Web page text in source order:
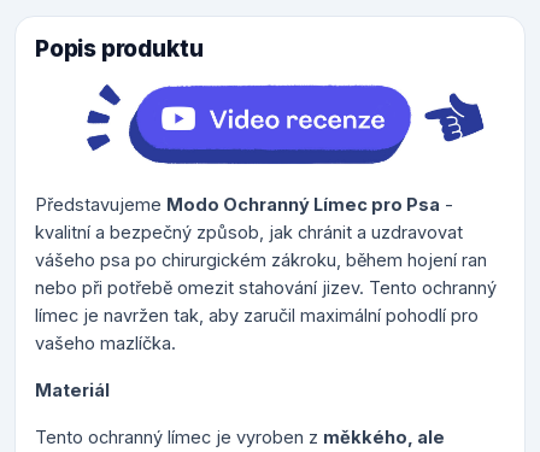
Popis produktu
Představujeme Modo Ochranný Límec pro Psa -
kvalitní a bezpečný způsob, jak chránit a uzdravovat
vášeho psa po chirurgickém zákroku, během hojení ran
nebo při potřebě omezit stahování jizev. Tento ochranný
límec je navržen tak, aby zaručil maximální pohodlí pro
vašeho mazlíčka.
Materiál
Tento ochranný límec je vyroben z měkkého, ale